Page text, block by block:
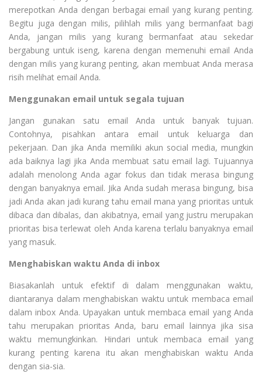
merepotkan Anda dengan berbagai email yang kurang penting.
Begitu juga dengan milis, pilihlah milis yang bermanfaat bagi
Anda, jangan milis yang kurang bermanfaat atau sekedar
bergabung untuk iseng, karena dengan memenuhi email Anda
dengan milis yang kurang penting, akan membuat Anda merasa
risih melihat email Anda.
Menggunakan email untuk segala tujuan
Jangan gunakan satu email Anda untuk banyak tujuan.
Contohnya, pisahkan antara email untuk keluarga dan
pekerjaan. Dan jika Anda memiliki akun social media, mungkin
ada baiknya lagi jika Anda membuat satu email lagi. Tujuannya
adalah menolong Anda agar fokus dan tidak merasa bingung
dengan banyaknya email. Jika Anda sudah merasa bingung, bisa
jadi Anda akan jadi kurang tahu email mana yang prioritas untuk
dibaca dan dibalas, dan akibatnya, email yang justru merupakan
prioritas bisa terlewat oleh Anda karena terlalu banyaknya email
yang masuk.
Menghabiskan waktu Anda di inbox
Biasakanlah untuk efektif di dalam menggunakan waktu,
diantaranya dalam menghabiskan waktu untuk membaca email
dalam inbox Anda. Upayakan untuk membaca email yang Anda
tahu merupakan prioritas Anda, baru email lainnya jika sisa
waktu memungkinkan. Hindari untuk membaca email yang
kurang penting karena itu akan menghabiskan waktu Anda
dengan sia-sia.